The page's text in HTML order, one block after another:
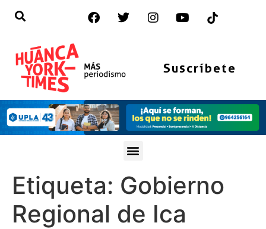
Suscríbete
Etiqueta: Gobierno
Regional de Ica